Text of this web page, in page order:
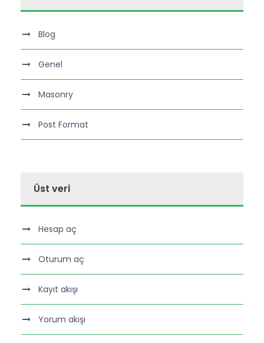
Blog
Genel
Masonry
Post Format
Üst veri
Hesap aç
Oturum aç
Kayıt akışı
Yorum akışı